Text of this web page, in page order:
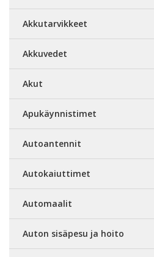
Akkutarvikkeet
Akkuvedet
Akut
Apukäynnistimet
Autoantennit
Autokaiuttimet
Automaalit
Auton sisäpesu ja hoito